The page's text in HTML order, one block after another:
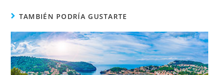
TAMBIÉN PODRÍA GUSTARTE